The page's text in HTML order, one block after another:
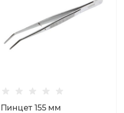
Пинцет 155 мм